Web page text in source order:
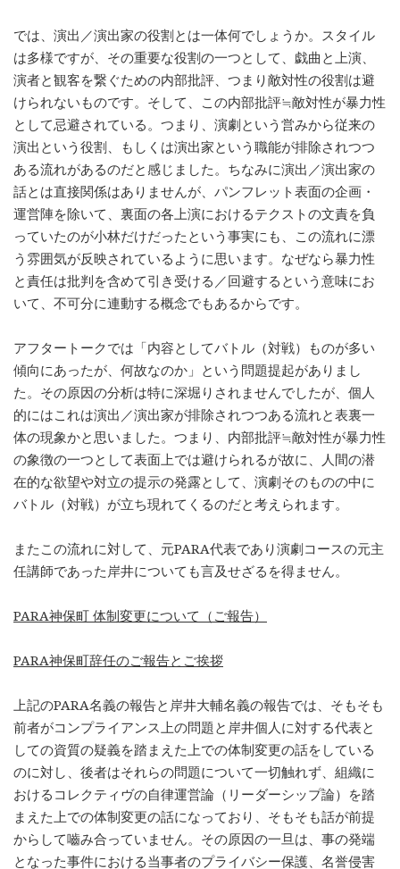
では、演出／演出家の役割とは一体何でしょうか。スタイル
は多様ですが、その重要な役割の一つとして、戯曲と上演、
演者と観客を繋ぐための内部批評、つまり敵対性の役割は避
けられないものです。そして、この内部批評≒敵対性が暴力性
として忌避されている。つまり、演劇という営みから従来の
演出という役割、もしくは演出家という職能が排除されつつ
ある流れがあるのだと感じました。ちなみに演出／演出家の
話とは直接関係はありませんが、パンフレット表面の企画・
運営陣を除いて、裏面の各上演におけるテクストの文責を負
っていたのが小林だけだったという事実にも、この流れに漂
う雰囲気が反映されているように思います。なぜなら暴力性
と責任は批判を含めて引き受ける／回避するという意味にお
いて、不可分に連動する概念でもあるからです。
アフタートークでは「内容としてバトル（対戦）ものが多い
傾向にあったが、何故なのか」という問題提起がありまし
た。その原因の分析は特に深堀りされませんでしたが、個人
的にはこれは演出／演出家が排除されつつある流れと表裏一
体の現象かと思いました。つまり、内部批評≒敵対性が暴力性
の象徴の一つとして表面上では避けられるが故に、人間の潜
在的な欲望や対立の提示の発露として、演劇そのものの中に
バトル（対戦）が立ち現れてくるのだと考えられます。
またこの流れに対して、元PARA代表であり演劇コースの元主
任講師であった岸井についても言及せざるを得ません。
PARA神保町 体制変更について（ご報告）
PARA神保町辞任のご報告とご挨拶
上記のPARA名義の報告と岸井大輔名義の報告では、そもそも
前者がコンプライアンス上の問題と岸井個人に対する代表と
しての資質の疑義を踏まえた上での体制変更の話をしている
のに対し、後者はそれらの問題について一切触れず、組織に
おけるコレクティヴの自律運営論（リーダーシップ論）を踏
まえた上での体制変更の話になっており、そもそも話が前提
からして嚙み合っていません。その原因の一旦は、事の発端
となった事件における当事者のプライバシー保護、名誉侵害